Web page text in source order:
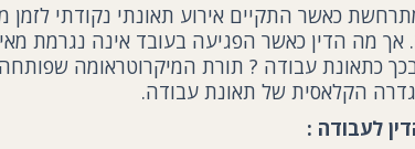
כאשר התקיים אירוע תאונתי נקודתי לזמן
אך מה הדין כאשר הפגיעה בעובד אינה נגרמת
כתאונת עבודה ? תורת המיקרוטראומה
הקלאסית של תאונת עבודה.
לעבודה :